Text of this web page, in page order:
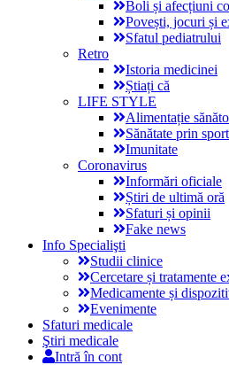
Boli și afecțiuni
Povești, jocuri și
Sfatul pediatrului
Retro
Istoria medicinei
Știați că
LIFE STYLE
Alimentație
Sănătate prin sport
Imunitate
Coronavirus
Informări oficiale
Știri de ultimă oră
Sfaturi și opinii
Fake news
Info Specialişti
Studii clinice
Cercetare și tratamente
Medicamente și
Evenimente
Sfaturi medicale
Ştiri medicale
Intră în cont